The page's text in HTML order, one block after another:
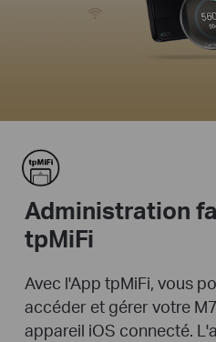
Administration
tpMiFi
Avec l'App tpMiFi, vous
accéder et gérer votre
appareil iOS connecté.